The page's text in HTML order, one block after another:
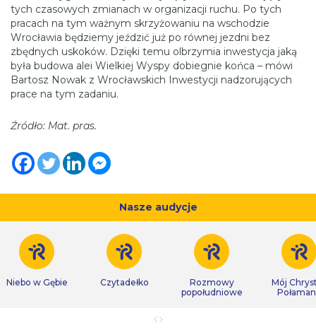
tych czasowych zmianach w organizacji ruchu. Po tych
pracach na tym ważnym skrzyżowaniu na wschodzie
Wrocławia będziemy jeździć już po równej jezdni bez
zbędnych uskoków. Dzięki temu olbrzymia inwestycja jaką
była budowa alei Wielkiej Wyspy dobiegnie końca – mówi
Bartosz Nowak z Wrocławskich Inwestycji nadzorujących
prace na tym zadaniu.
Źródło: Mat. pras.
Nasze audycje
Niebo w Gębie Czytadełko
Rozmowy
popołudniowe
Mój